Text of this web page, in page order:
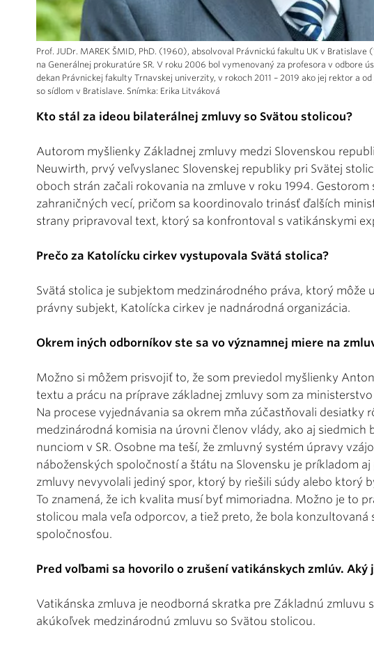
Prof. JUDr. MAREK ŠMID, PhD. (1960), absolvoval Právnickú fakultu UK v
na Generálnej prokuratúre SR. V roku 2006 bol vymenovaný za profesora v odbore
dekan Právnickej fakulty Trnavskej univerzity, v rokoch 2011 – 2019 ako jej rektor a
so sídlom v Bratislave. Snímka: Erika Litváková
Kto stál za ideou bilaterálnej zmluvy so Svätou stolicou?
Autorom myšlienky Základnej zmluvy medzi Slovenskou
Neuwirth, prvý veľvyslanec Slovenskej republiky pri Svätej
oboch strán začali rokovania na zmluve v roku 1994.
zahraničných vecí, pričom sa koordinovalo trinásť ďalších
strany pripravoval text, ktorý sa konfrontoval s vatikánskymi
Prečo za Katolícku cirkev vystupovala Svätá stolica?
Svätá stolica je subjektom medzinárodného práva, ktorý môže
právny subjekt, Katolícka cirkev je nadnárodná organizácia.
Okrem iných odborníkov ste sa vo významnej miere na
Možno si môžem prisvojiť to, že som previedol myšlienky
textu a prácu na príprave základnej zmluvy som za
Na procese vyjednávania sa okrem mňa zúčastňovali desiatky
medzinárodná komisia na úrovni členov vlády, ako aj siedmich
nunciom v SR. Osobne ma teší, že zmluvný systém úpravy
náboženských spoločností a štátu na Slovensku je príkladom
zmluvy nevyvolali jediný spor, ktorý by riešili súdy alebo ktorý
To znamená, že ich kvalita musí byť mimoriadna. Možno je to
stolicou mala veľa odporcov, a tiež preto, že bola
spoločnosťou.
Pred voľbami sa hovorilo o zrušení vatikánskych zmlúv. Aký
Vatikánska zmluva je neodborná skratka pre Základnú zmluvu
akúkoľvek medzinárodnú zmluvu so Svätou stolicou.